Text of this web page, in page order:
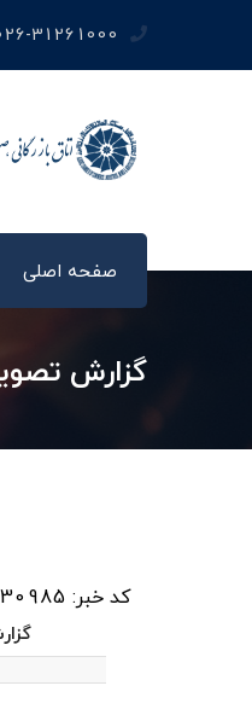
31261000
صفحه اصلی
گزارش
کد خبر: 30985